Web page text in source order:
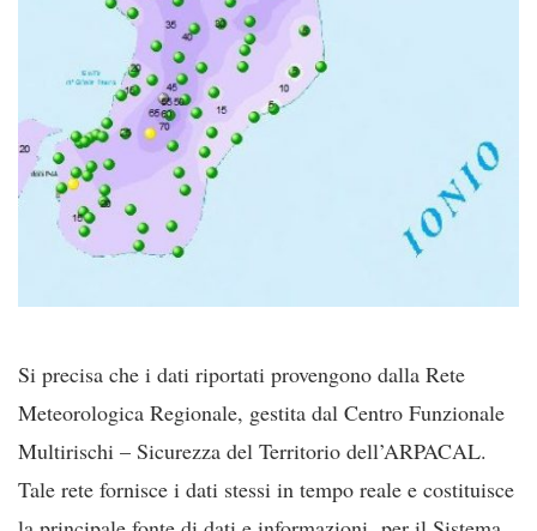
Si precisa che i dati riportati provengono dalla Rete
Meteorologica Regionale, gestita dal Centro Funzionale
Multirischi – Sicurezza del Territorio dell’ARPACAL.
Tale rete fornisce i dati stessi in tempo reale e costituisce